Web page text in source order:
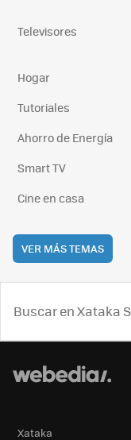
Televisores
Hogar
Tutoriales
Ahorro de Energía
Smart TV
Cine en casa
VER MÁS TEMAS
Xataka